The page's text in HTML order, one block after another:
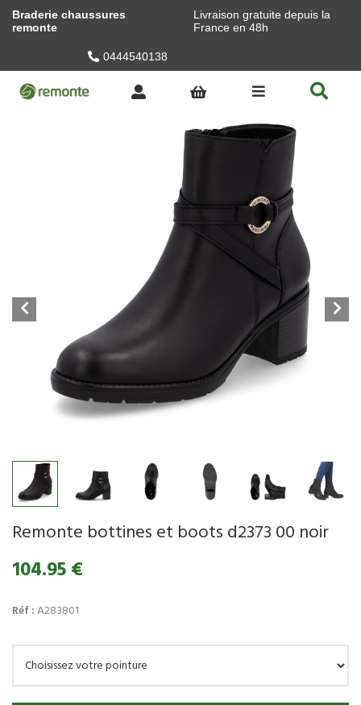
Braderie chaussures
remonte
Livraison gratuite depuis la
France en 48h
0444540138
Remonte bottines et boots d2373 00 noir
104.95 €
Réf :A283801